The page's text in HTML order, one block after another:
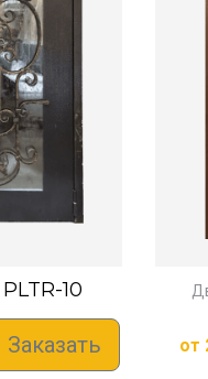
PLTR-10
Заказать от